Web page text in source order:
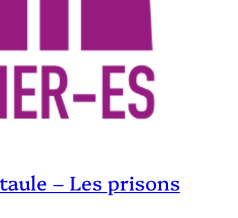
– Les prisons